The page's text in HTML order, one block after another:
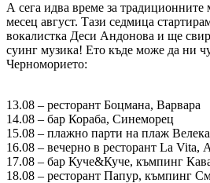
А сега идва време за традиционните
месец август. Тази седмица
вокалистка Деси Андонова и ще
суинг музика! Ето къде може да ни
Черноморието:
13.08 – ресторант Боцмана, Варвара
14.08 – бар Кораба, Синеморец
15.08 – плажно парти на плаж
16.08 – вечерно в ресторант La Vita,
17.08 – бар Куче&Куче, къмпинг
18.08 – ресторант Папур, къмпинг